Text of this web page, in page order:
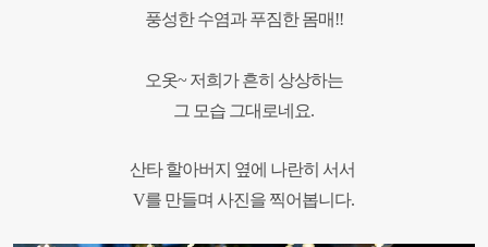
풍성한 수염과 푸짐한 몸매!!
오옷~ 저희가 흔히 상상하는
그 모습 그대로네요.
산타 할아버지 옆에 나란히 서서
V를 만들며 사진을 찍어봅니다.